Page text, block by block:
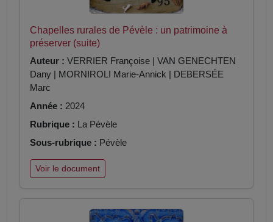
Chapelles rurales de Pévèle : un patrimoine à
préserver (suite)
Auteur : VERRIER Françoise | VAN GENECHTEN
Dany | MORNIROLI Marie-Annick | DEBERSÉE
Marc
Année : 2024
Rubrique : La Pévèle
Sous-rubrique : Pévèle
Voir le document